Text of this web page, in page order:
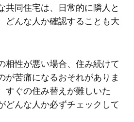
共同住宅は、日常的に隣人と
どんな人か確認することも大
相性が悪い場合、住み続けて
が苦痛になるおそれがありま
すぐの住み替えが難しいた
どんな人か必ずチェックして